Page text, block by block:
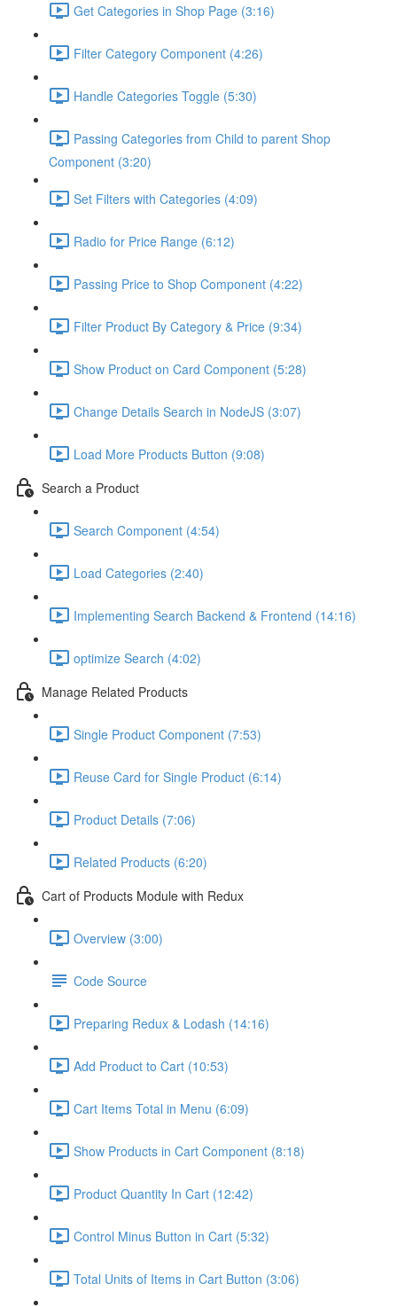
Get Categories in Shop Page (3:16)
Filter Category Component (4:26)
Handle Categories Toggle (5:30)
Passing Categories from Child to parent Shop
Component (3:20)
Set Filters with Categories (4:09)
Radio for Price Range (6:12)
Passing Price to Shop Component (4:22)
Filter Product By Category & Price (9:34)
Show Product on Card Component (5:28)
Change Details Search in NodeJS (3:07)
Load More Products Button (9:08)
Search a Product
Search Component (4:54)
Load Categories (2:40)
Implementing Search Backend & Frontend (14:16)
optimize Search (4:02)
Manage Related Products
Single Product Component (7:53)
Reuse Card for Single Product (6:14)
Product Details (7:06)
Related Products (6:20)
Cart of Products Module with Redux
Overview (3:00)
Code Source
Preparing Redux & Lodash (14:16)
Add Product to Cart (10:53)
Cart Items Total in Menu (6:09)
Show Products in Cart Component (8:18)
Product Quantity In Cart (12:42)
Control Minus Button in Cart (5:32)
Total Units of Items in Cart Button (3:06)